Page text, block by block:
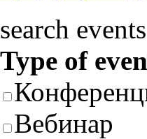
search events
Type of
Вебинар